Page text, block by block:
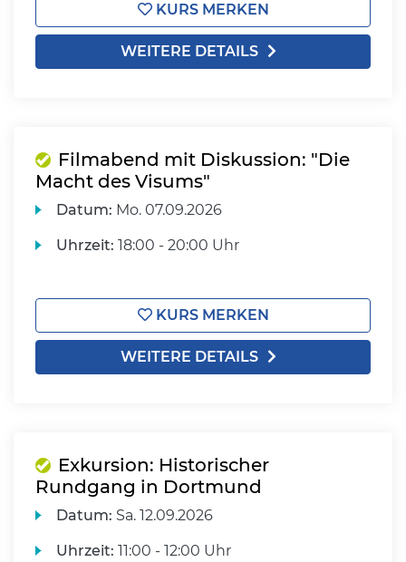
KURS MERKEN
WEITERE DETAILS
Filmabend mit Diskussion: "Die
Macht des Visums"
Datum: Mo. 07.09.2026
Uhrzeit: 18:00 - 20:00 Uhr
KURS MERKEN
WEITERE DETAILS
Exkursion: Historischer
Rundgang in Dortmund
Datum: Sa. 12.09.2026
Uhrzeit: 11:00 - 12:00 Uhr